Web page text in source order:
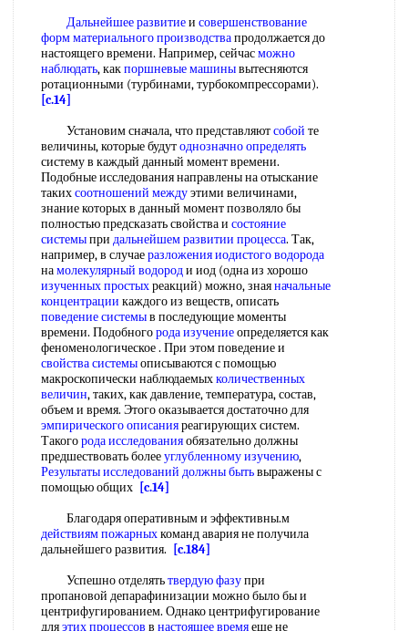
Дальнейшее развитиеи совершенствование
формматериального производствапродолжается до
настоящего времени. Например, сейчасможно
наблюдать, какпоршневые машинывытесняются
ротационными (турбинами, турбокомпрессорами).
[c.14]
Установим сначала, что представляютсобой те
величины, которые будутоднозначно определять
систему в каждый данный момент времени.
Подобные исследования направлены на отыскание
такихсоотношений междуэтими величинами,
знание которых в данный момент позволяло бы
полностью предсказать свойства и состояние
системыпри дальнейшем развитии процесса. Так,
например, в случаеразложения иодистого водорода
намолекулярный водороди иод (одна из хорошо
изученных простыхреакций) можно, знаяначальные
концентрации каждого из веществ, описать
поведение системыв последующие моменты
времени. Подобногорода изучениеопределяется как
феноменологическое . При этом поведение и
свойства системыописываются с помощью
макроскопически наблюдаемыхколичественных
величин, таких, как давление, температура, состав,
объем и время. Этого оказывается достаточно для
эмпирического описанияреагирующих систем.
Такогорода исследованияобязательно должны
предшествовать болееуглубленному изучению,
Результаты исследований должны бытьвыражены с
помощью общих [c.14]
Благодаря оперативным и эффективны.м
действиям пожарныхкоманд авария не получила
дальнейшего развития.
[c.184]
Успешно отделятьтвердую фазупри
пропановой депарафинизации можно было бы и
центрифугированием. Однако центрифугирование
дляэтих процессов в настоящее времяеще не